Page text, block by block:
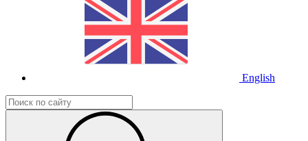
English